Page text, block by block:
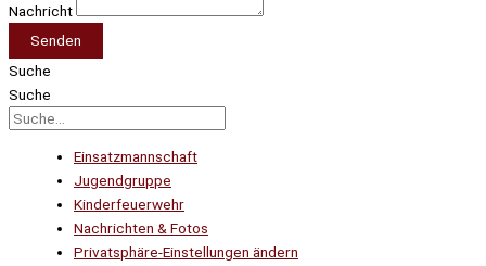
Nachricht
Senden
Suche
Suche
Einsatzmannschaft
Jugendgruppe
Kinderfeuerwehr
Nachrichten & Fotos
Privatsphäre-Einstellungen ändern